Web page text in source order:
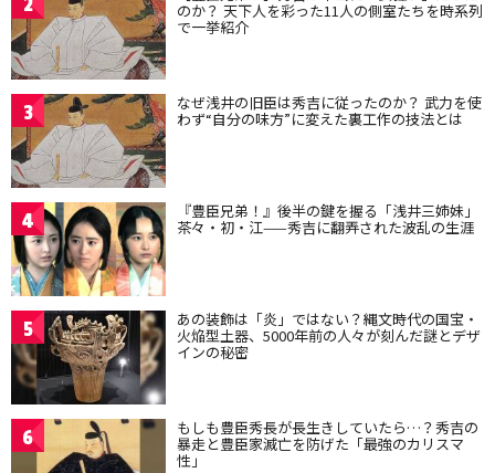
のか？ 天下人を彩った11人の側室たちを時系列
で一挙紹介
3 なぜ浅井の旧臣は秀吉に従ったのか？ 武力を使
わず“自分の味方”に変えた裏工作の技法とは
4 『豊臣兄弟！』後半の鍵を握る「浅井三姉妹」
茶々・初・江——秀吉に翻弄された波乱の生涯
5 あの装飾は「炎」ではない？縄文時代の国宝・
火焔型土器、5000年前の人々が刻んだ謎とデザ
インの秘密
6 もしも豊臣秀長が長生きしていたら…？秀吉の
暴走と豊臣家滅亡を防げた「最強のカリスマ
性」